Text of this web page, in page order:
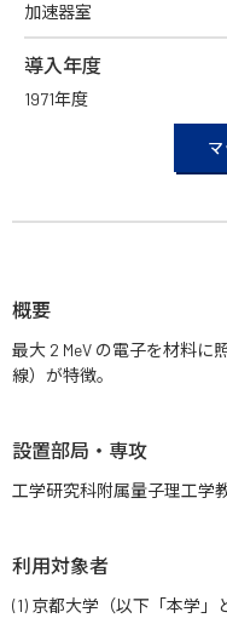
加速器室
導入年度
1971年度
概要
最大 2 MeV の電子を材料に
線）が特徴。
設置部局・専攻
工学研究科附属量子理工学
利用対象者
(1) 京都大学（以下「本学